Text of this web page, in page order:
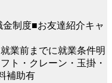
制度■お友達紹介キャ
業前までに就業条件明
ト・クレーン・玉掛・
補助有